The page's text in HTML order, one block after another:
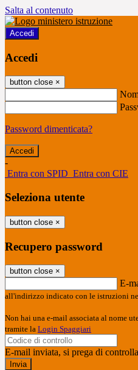
Salta al contenuto
Accedi
Accedi
button close ×
Password dimenticata?
-
Entra con SPID Entra con CIE
Seleziona utente
button close ×
Recupero password
button close ×
E-
all'indirizzo indicato con le istruzioni
Non hai una e-mail associata al nome
tramite la Login Spaggiari
E-mail inviata, si prega di